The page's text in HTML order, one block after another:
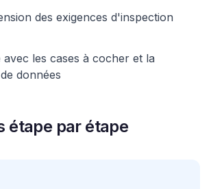
des exigences d'inspection
avec les cases à cocher et la
données
étape par étape